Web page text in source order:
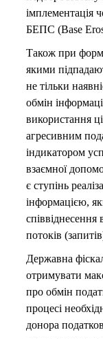
імплементація
БЕПС (Base
Також при
якими
не тільки
обмін
використання
агресивним
індикатором
взаємної
є ступінь
інформацією,
потоків
Державна
отримувати
про обмін
процесі
донора